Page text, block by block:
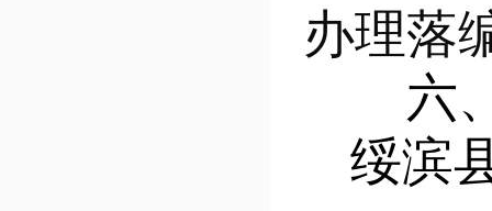
办理落
六
绥滨